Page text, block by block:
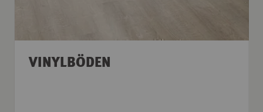
VINYLBÖDEN